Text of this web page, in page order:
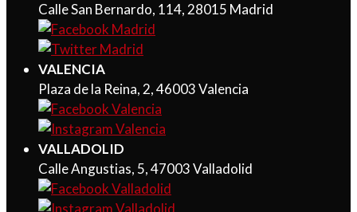
Calle San Bernardo, 114, 28015 Madrid
VALENCIA
Plaza de la Reina, 2, 46003 Valencia
VALLADOLID
Calle Angustias, 5, 47003 Valladolid